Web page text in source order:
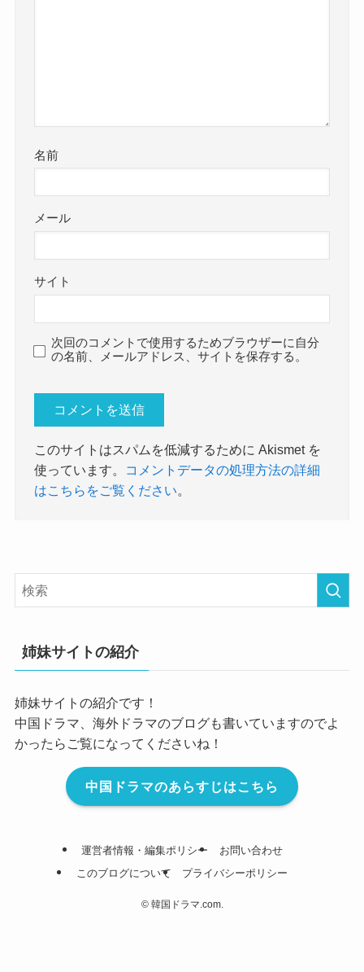
名前
メール
サイト
次回のコメントで使用するためブラウザーに自分
の名前、メールアドレス、サイトを保存する。
このサイトはスパムを低減するために Akismet を
使っています。
コメントデータの処理方法の詳細
はこちらをご覧ください。
姉妹サイトの紹介
姉妹サイトの紹介です！
中国ドラマ、海外ドラマのブログも書いていますのでよ
かったらご覧になってくださいね！
中国ドラマのあらすじはこちら
運営者情報・編集ポリシー
お問い合わせ
このブログについて
プライバシーポリシー
©韓国ドラマ.com.